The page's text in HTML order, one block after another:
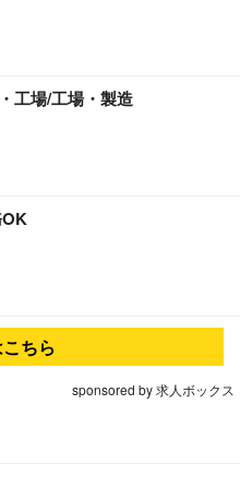
工場/工場・製造
ちら
sponsored by 求人ボックス